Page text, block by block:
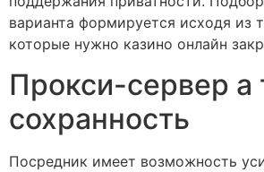
варианта формируется исходя из
которые нужно казино онлайн
Прокси-сервер а
сохранность
Посредник имеет возможность